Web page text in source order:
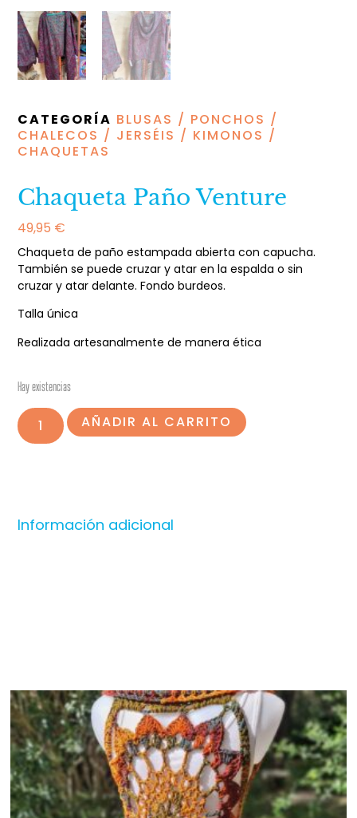
CATEGORÍA BLUSAS / PONCHOS /
CHALECOS / JERSÉIS / KIMONOS /
CHAQUETAS
Chaqueta Paño Venture
49,95 €
Chaqueta de paño estampada abierta con capucha.
También se puede cruzar y atar en la espalda o sin
cruzar y atar delante. Fondo burdeos.
Talla única
Realizada artesanalmente de manera ética
Hay existencias
AÑADIR AL CARRITO
Información adicional